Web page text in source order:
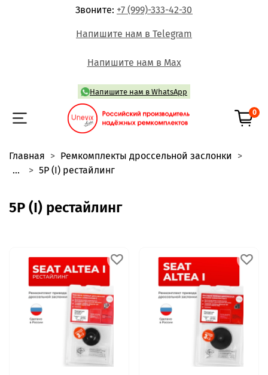
Звоните: +7 (999)-333-42-30
Напишите нам в Telegram
Напишите нам в Max
Напишите нам в WhatsApp
0
Главная
Ремкомплекты дроссельной заслонки
...
5P (I) рестайлинг
5P (I) рестайлинг